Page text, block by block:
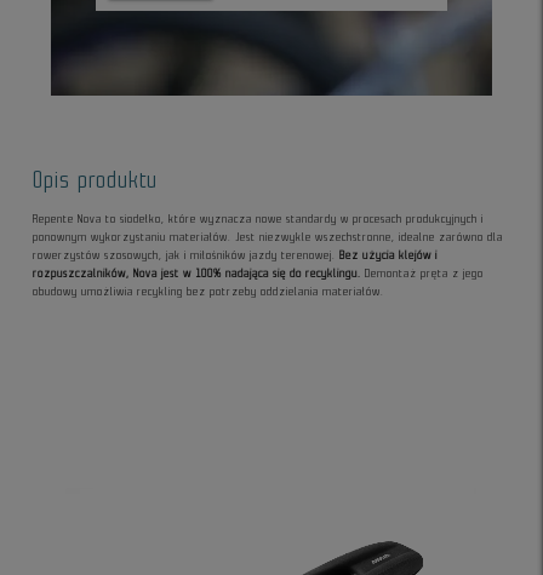
Opis produktu
Repente Nova to siodełko, które wyznacza nowe standardy w procesach produkcyjnych i
ponownym wykorzystaniu materiałów. Jest niezwykle wszechstronne, idealne zarówno dla
rowerzystów szosowych, jak i miłośników jazdy terenowej. Bez użycia klejów i
rozpuszczalników, Nova jest w 100% nadająca się do recyklingu.
Demontaż pręta z jego
obudowy umożliwia recykling bez potrzeby oddzielania materiałów.